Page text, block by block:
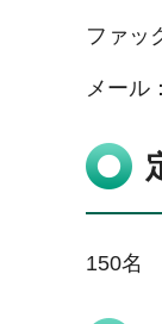
ファッ
メール
150名